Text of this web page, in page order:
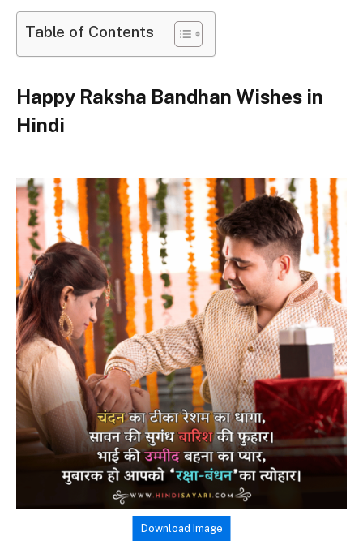
Table of Contents
Happy Raksha Bandhan Wishes in
Hindi
Download Image